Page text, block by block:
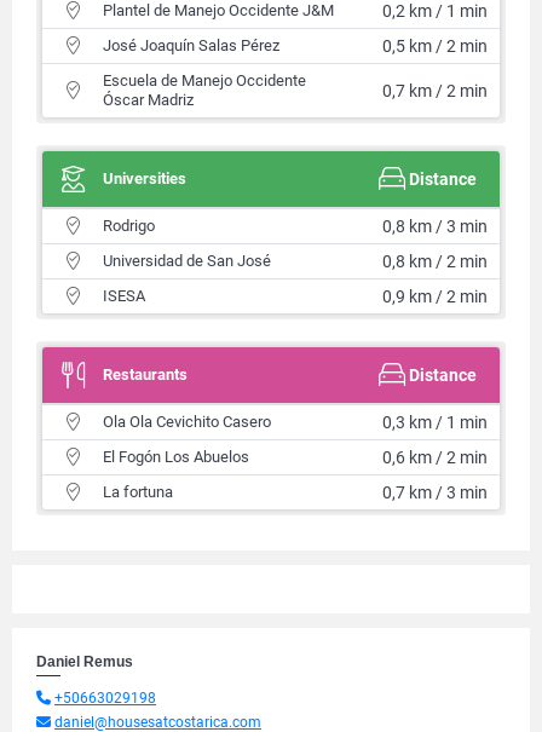
Plantel de Manejo Occidente J&M 0,2 km / 1 min
José Joaquín Salas Pérez 0,5 km / 2 min
Escuela de Manejo Occidente
Óscar Madriz
0,7 km / 2 min
Universities Distance
Rodrigo 0,8 km / 3 min
Universidad de San José 0,8 km / 2 min
ISESA 0,9 km / 2 min
Restaurants Distance
Ola Ola Cevichito Casero 0,3 km / 1 min
El Fogón Los Abuelos 0,6 km / 2 min
La fortuna 0,7 km / 3 min
Daniel Remus
+50663029198
daniel@housesatcostarica.com